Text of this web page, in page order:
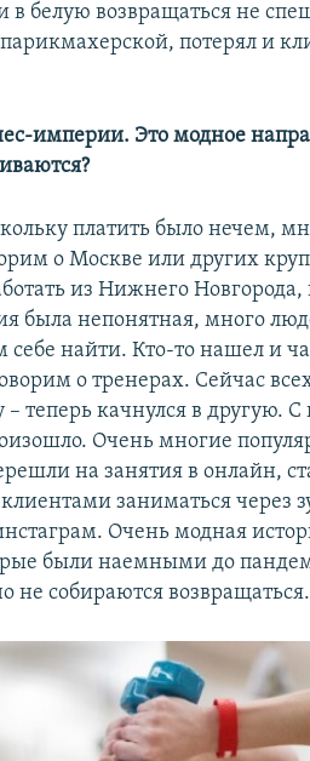
в белую возвращаться не
потерял и
империи. Это модное
платить было нечем,
о Москве или других
из Нижнего
была непонятная, много
себе найти. Кто-то нашел и
о тренерах. Сейчас
– теперь качнулся в другую.
Очень многие
на занятия в онлайн,
заниматься через
Очень модная
были наемными до
не собираются возвращаться.